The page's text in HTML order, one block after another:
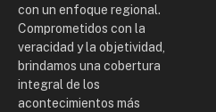
con un enfoque regional.
Comprometidos con la
veracidad y la objetividad,
brindamos una cobertura
integral de los
acontecimientos más